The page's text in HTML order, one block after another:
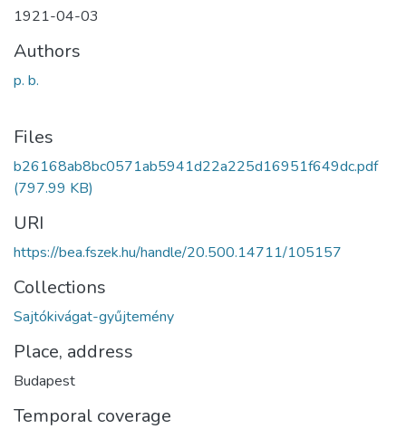
1921-04-03
Authors
p. b.
Files
b26168ab8bc0571ab5941d22a225d16951f649dc.pdf
(797.99 KB)
URI
https://bea.fszek.hu/handle/20.500.14711/105157
Collections
Sajtókivágat-gyűjtemény
Place, address
Budapest
Temporal coverage